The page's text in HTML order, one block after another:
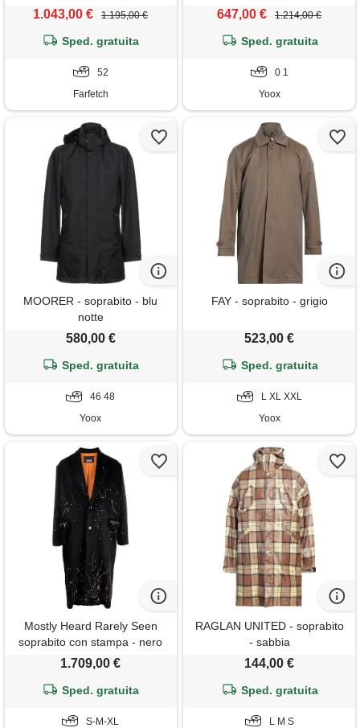
1.043,00 € 1.195,00 €
Sped. gratuita
52
Farfetch
647,00 € 1.214,00 €
Sped. gratuita
0 1
Yoox
MOORER - soprabito - blu
notte
580,00 €
Sped. gratuita
46 48
Yoox
FAY - soprabito - grigio
523,00 €
Sped. gratuita
L XL XXL
Yoox
Mostly Heard Rarely Seen
soprabito con stampa - nero
1.709,00 €
Sped. gratuita
S-M-XL
RAGLAN UNITED - soprabito
- sabbia
144,00 €
Sped. gratuita
L M S